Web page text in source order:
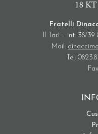
Fratelli
Il Tarì – int. 38/
Mail:
Tel: